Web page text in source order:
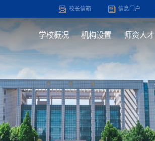
校长信箱 信息门户
学校概况 机构设置 师资人才